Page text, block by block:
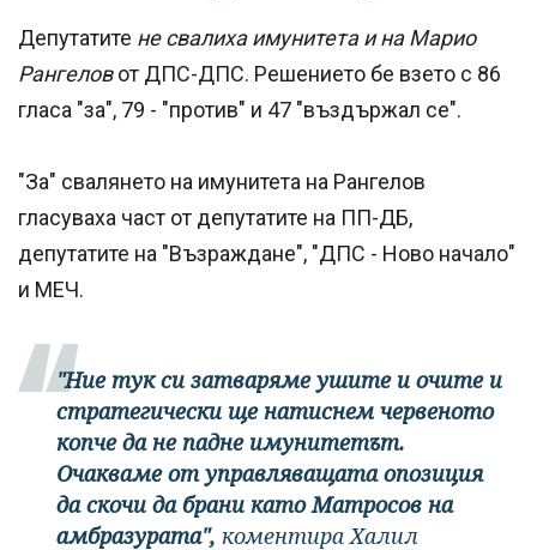
Депутатите не свалиха имунитета и на Марио
Рангеловот ДПС-ДПС. Решението бе взето с 86
гласа "за", 79 - "против" и 47 "въздържал се".
"За" свалянето на имунитета на Рангелов
гласуваха част от депутатите на ПП-ДБ,
депутатите на "Възраждане", "ДПС - Ново начало"
и МЕЧ.
"Ние тук си затваряме ушите и очите и
стратегически ще натиснем червеното
копче да не падне имунитетът.
Очакваме от управляващата опозиция
да скочи да брани като Матросов на
амбразурата", коментира Халил